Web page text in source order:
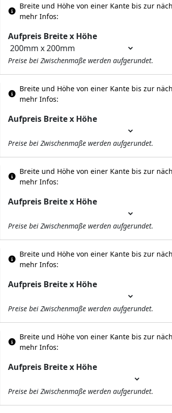
Aufpreis Breite x Höhe
Breite und Höhe von einer Kante bis zur
mehr Infos:
Preise bei Zwischenmaße werden aufgerundet.
Aufpreis Breite x Höhe
Breite und Höhe von einer Kante bis zur
mehr Infos:
Preise bei Zwischenmaße werden aufgerundet.
Aufpreis Breite x Höhe
Breite und Höhe von einer Kante bis zur
mehr Infos:
Preise bei Zwischenmaße werden aufgerundet.
Aufpreis Breite x Höhe
Breite und Höhe von einer Kante bis zur
mehr Infos:
Preise bei Zwischenmaße werden aufgerundet.
Aufpreis Breite x Höhe
Breite und Höhe von einer Kante bis zur
mehr Infos:
Preise bei Zwischenmaße werden aufgerundet.